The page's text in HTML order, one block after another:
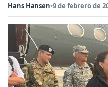
Hans Hansen•9 de febrero de